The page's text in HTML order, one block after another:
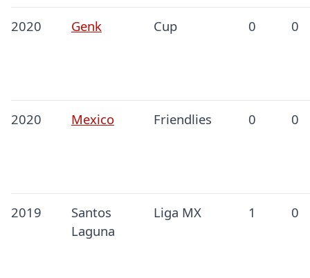
2020 Genk Cup 0 0
2020 Mexico Friendlies 0 0
2019
Santos
Laguna
Liga MX 1 0